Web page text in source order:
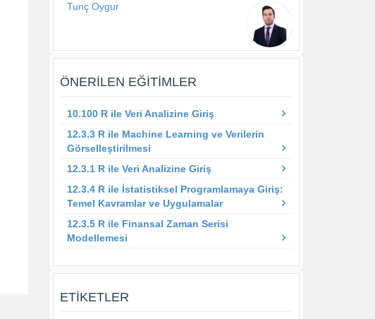
Tunç Oygur
ÖNERILEN EĞITIMLER
10.100 R ile Veri Analizine Giriş
12.3.3 R ile Machine Learning ve Verilerin
Görselleştirilmesi
12.3.1 R ile Veri Analizine Giriş
12.3.4 R ile İstatistiksel Programlamaya Giriş:
Temel Kavramlar ve Uygulamalar
12.3.5 R ile Finansal Zaman Serisi
Modellemesi
ETIKETLER